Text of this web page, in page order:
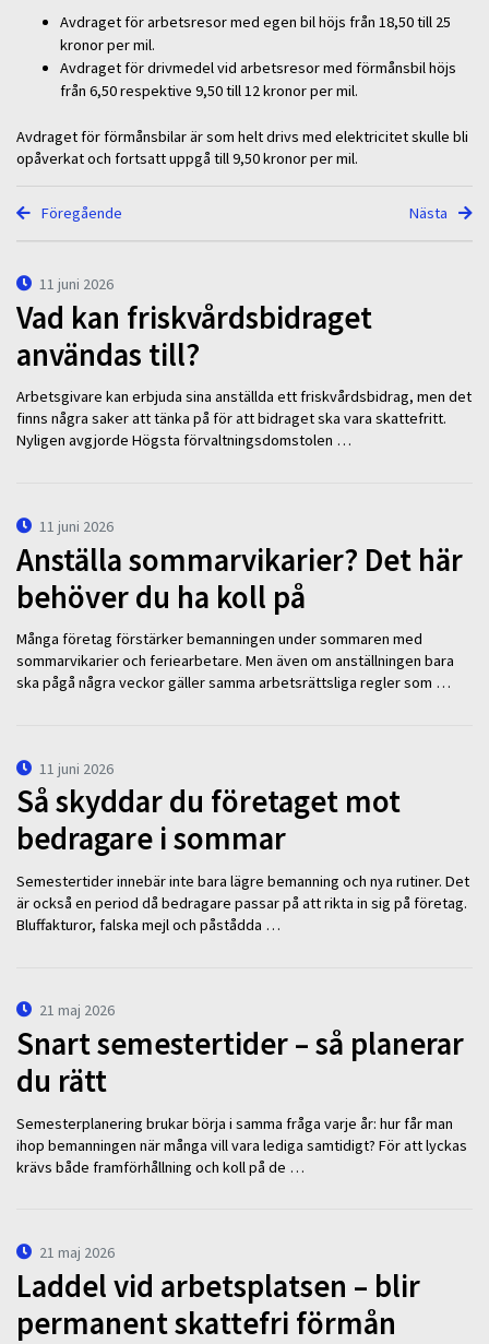
Avdraget för arbetsresor med egen bil höjs från 18,50 till 25
kronor per mil.
Avdraget för drivmedel vid arbetsresor med förmånsbil höjs
från 6,50 respektive 9,50 till 12 kronor per mil.
Avdraget för förmånsbilar är som helt drivs med elektricitet skulle bli
opåverkat och fortsatt uppgå till 9,50 kronor per mil.
Föregående Nästa
11 juni 2026
Vad kan friskvårdsbidraget
användas till?
Arbetsgivare kan erbjuda sina anställda ett friskvårdsbidrag, men det
finns några saker att tänka på för att bidraget ska vara skattefritt.
Nyligen avgjorde Högsta förvaltningsdomstolen …
11 juni 2026
Anställa sommarvikarier? Det här
behöver du ha koll på
Många företag förstärker bemanningen under sommaren med
sommarvikarier och feriearbetare. Men även om anställningen bara
ska pågå några veckor gäller samma arbetsrättsliga regler som …
11 juni 2026
Så skyddar du företaget mot
bedragare i sommar
Semestertider innebär inte bara lägre bemanning och nya rutiner. Det
är också en period då bedragare passar på att rikta in sig på företag.
Bluffakturor, falska mejl och påstådda …
21 maj 2026
Snart semestertider – så planerar
du rätt
Semesterplanering brukar börja i samma fråga varje år: hur får man
ihop bemanningen när många vill vara lediga samtidigt? För att lyckas
krävs både framförhållning och koll på de …
21 maj 2026
Laddel vid arbetsplatsen – blir
permanent skattefri förmån